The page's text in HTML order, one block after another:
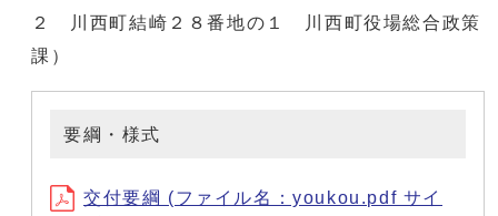
２ 川西町結崎２８番地の１ 川西町役場総合政策
課）
要綱・様式
交付要綱 (ファイル名：youkou.pdf サイ